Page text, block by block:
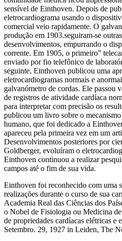
sensível de Einthoven. Depois de
eletrocardiograma usando o
comercial veio rapidamente. O
produção em 1903.seguiram-se
desenvolvimentos, empurrando o
corrente. Em 1905, o primeiro”
enviado por fio telefônico de
seguinte, Einthoven publicou uma
eletrocardiogramas normais e
galvanómetro de cordas. Ele passou
de registros de atividade cardíaca
para interpretar com precisão os
publicou um livro sobre o
humano, que foi dedicado a
apareceu pela primeira vez em um
Desenvolvimentos posteriores por
Goldberger, evoluíram o
Einthoven continuou a realizar
campos até o fim de sua vida.
Einthoven foi reconhecido com uma
realizações durante o curso de sua
Academia Real das Ciências dos
o Nobel de Fisiologia ou Medicina
de propriedades cardíacas elétricas
Setembro. 29, 1927 in Leiden, The